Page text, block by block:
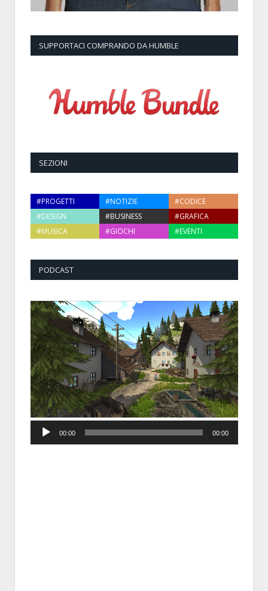
SUPPORTACI COMPRANDO DA HUMBLE
SEZIONI
#PROGETTI #NOTIZIE
#CODICE
#DESIGN
#BUSINESS
#GRAFICA
#MUSICA
#GIOCHI #EVENTI
PODCAST
Player
00:00 00:00